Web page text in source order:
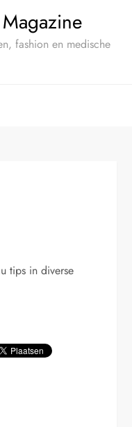
fashion en medische
tips in diverse